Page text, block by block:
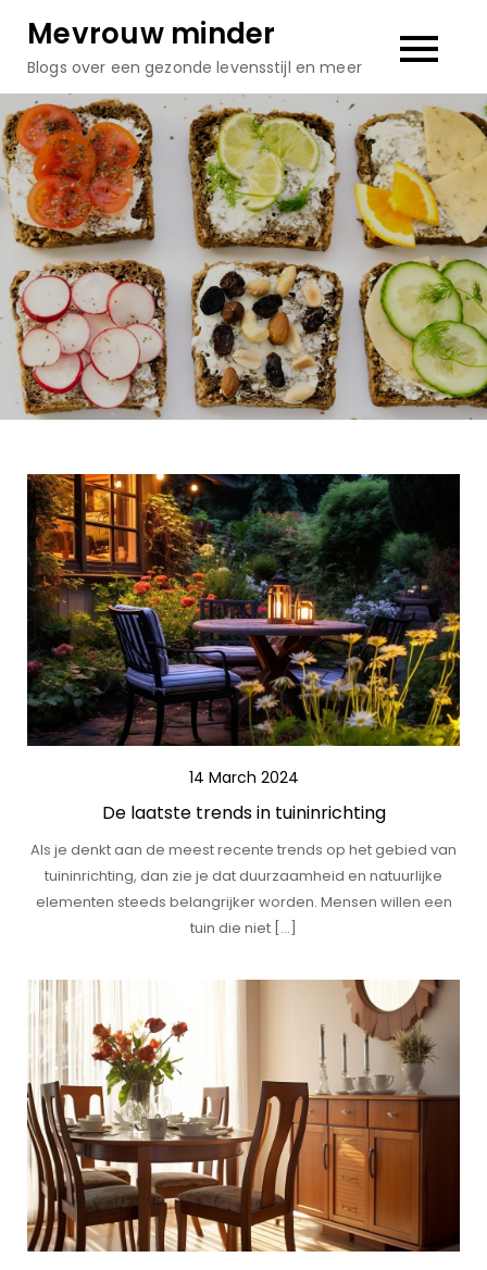
content
Mevrouw minder
Blogs over een gezonde levensstijl en meer
14 March 2024
De laatste trends in tuininrichting
Als je denkt aan de meest recente trends op het gebied van
tuininrichting, dan zie je dat duurzaamheid en natuurlijke
elementen steeds belangrijker worden. Mensen willen een
tuin die niet […]